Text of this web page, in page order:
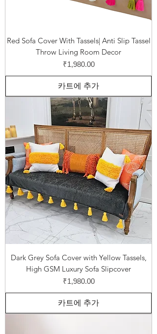
Red Sofa Cover With Tassels| Anti Slip Tassel
Throw Living Room Decor
가격
₹1,980.00
카트에 추가
Dark Grey Sofa Cover with Yellow Tassels,
High GSM Luxury Sofa Slipcover
가격
₹1,980.00
카트에 추가